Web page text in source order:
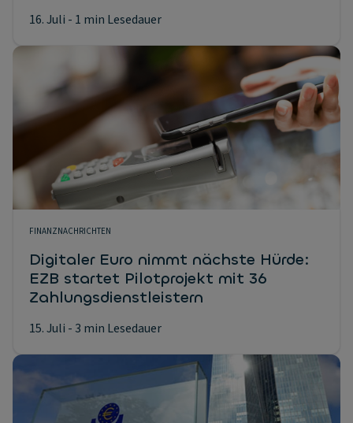
16. Juli - 1 min Lesedauer
FINANZNACHRICHTEN
Digitaler Euro nimmt nächste Hürde:
EZB startet Pilotprojekt mit 36
Zahlungsdienstleistern
15. Juli - 3 min Lesedauer